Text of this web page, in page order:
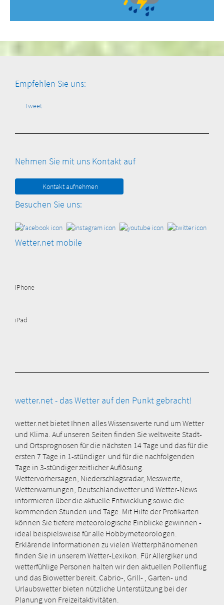
Empfehlen Sie uns:
Tweet
Nehmen Sie mit uns Kontakt auf
Kontakt aufnehmen
Besuchen Sie uns:
Wetter.net mobile
iPhone
iPad
wetter.net - das Wetter auf den Punkt gebracht!
wetter.net bietet Ihnen alles Wissenswerte rund um Wetter
und Klima. Auf unseren Seiten finden Sie weltweite Stadt-
und Ortsprognosen für die nächsten 14 Tage und das für die
ersten 7 Tage in 1-stündiger und für die nachfolgenden
Tage in 3-stündiger zeitlicher Auflösung.
Wettervorhersagen, Niederschlagsradar, Messwerte,
Wetterwarnungen, Deutschlandwetter und Wetter-News
informieren über die aktuelle Entwicklung sowie die
kommenden Stunden und Tage. Mit Hilfe der Profikarten
können Sie tiefere meteorologische Einblicke gewinnen -
ideal beispielsweise für alle Hobbymeteorologen.
Erklärende Informationen zu vielen Wetterphänomenen
finden Sie in unserem Wetter-Lexikon. Für Allergiker und
wetterfühlige Personen halten wir den aktuellen Pollenflug
und das Biowetter bereit. Cabrio-, Grill- , Garten- und
Urlaubswetter bieten nützliche Unterstützung bei der
Planung von Freizeitaktivitäten.